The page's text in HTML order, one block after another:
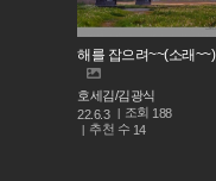
해를 잡으려~~(소래~~)
호세김/김광식
22.6.3
조회 188
추천 수 14